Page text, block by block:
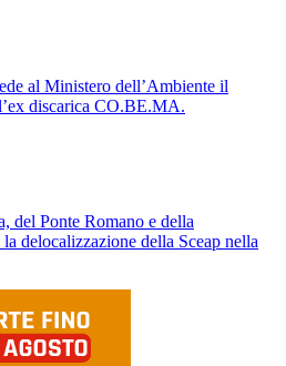
al Ministero dell’Ambiente il
discarica CO.BE.MA.
del Ponte Romano e della
delocalizzazione della Sceap nella